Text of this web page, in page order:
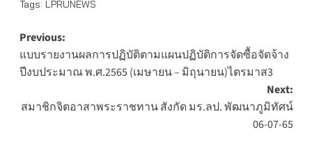
Tags: LPRUNEWS
Post
navigation
Previous:
แบบรายงานผลการปฏิบัติตามแผนปฏิบัติการจัดซื้อจัดจ้าง
ปีงบประมาณ พ.ศ.2565 (เมษายน – มิถุนายน)ไตรมาส3
Next:
สมาชิกจิตอาสาพระราชทาน สังกัด มร.ลป. พัฒนาภูมิทัศน์
06-07-65